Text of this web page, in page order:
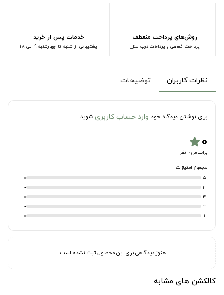
روش‌های پرداخت منعطف
پرداخت قسطی و پرداخت درب منزل
خدمات پس از خرید
پشتیبانی از شنبه تا چهارشنبه 9 الی 18
نظرات کاربران توضیحات
برای نوشتن دیدگاه خود وارد حساب کاربری شوید.
۰star
براساس 0 نفر
مجموع امتیازات
5
0
4
0
3
0
2
0
1
0
هنوز دیدگاهی برای این محصول ثبت نشده است.
کالکشن های مشابه